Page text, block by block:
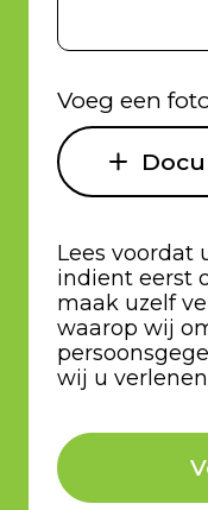
Voeg een
Lees voordat
indient eerst
maak uzelf
waarop wij
wij u